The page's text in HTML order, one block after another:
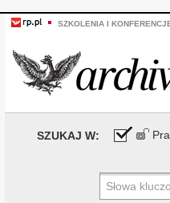
SZKOLENIA I
SZUKAJ W: